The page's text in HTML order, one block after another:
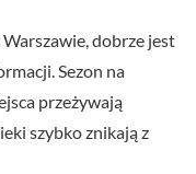
dobrze jest
Sezon na
przeżywają
szybko znikają z